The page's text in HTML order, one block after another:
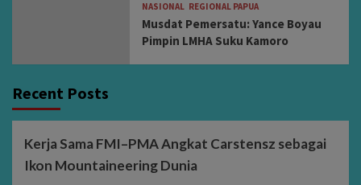
NASIONAL REGIONAL PAPUA
Musdat Pemersatu: Yance Boyau
Pimpin LMHA Suku Kamoro
Recent Posts
Kerja Sama FMI–PMA Angkat Carstensz sebagai
Ikon Mountaineering Dunia